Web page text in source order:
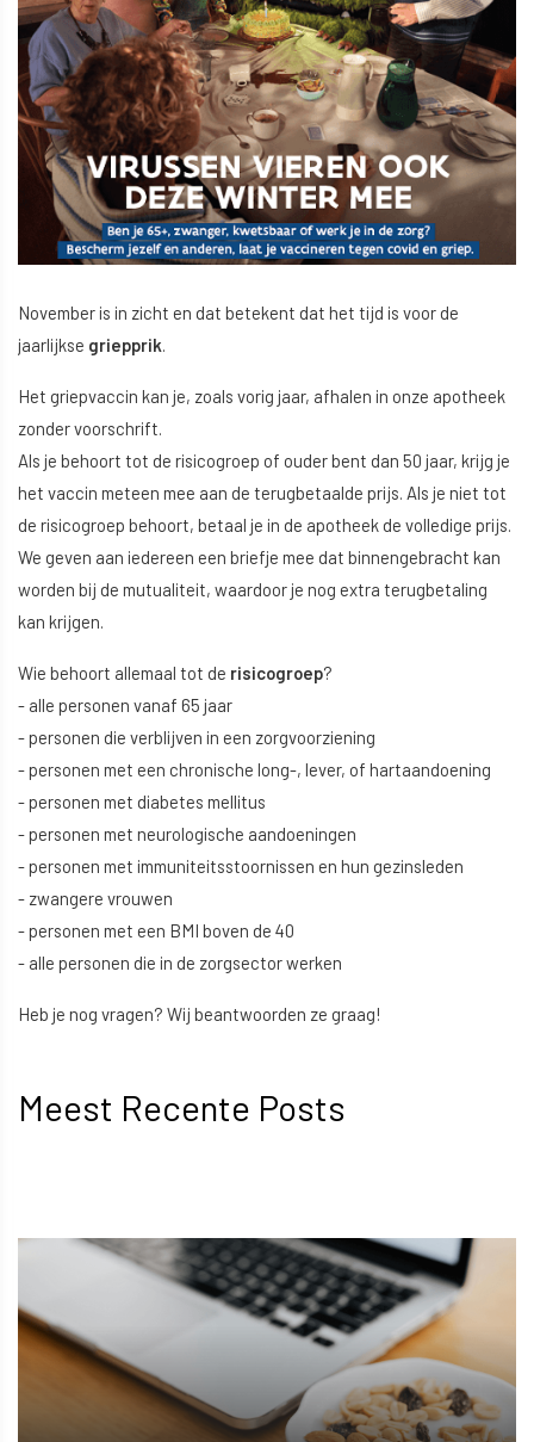
November is in zicht en dat betekent dat het tijd is voor de
jaarlijkse griepprik.
Het griepvaccin kan je, zoals vorig jaar, afhalen in onze apotheek
zonder voorschrift.
Als je behoort tot de risicogroep of ouder bent dan 50 jaar, krijg je
het vaccin meteen mee aan de terugbetaalde prijs. Als je niet tot
de risicogroep behoort, betaal je in de apotheek de volledige prijs.
We geven aan iedereen een briefje mee dat binnengebracht kan
worden bij de mutualiteit, waardoor je nog extra terugbetaling
kan krijgen.
Wie behoort allemaal tot de risicogroep?
- alle personen vanaf 65 jaar
- personen die verblijven in een zorgvoorziening
- personen met een chronische long-, lever, of hartaandoening
- personen met diabetes mellitus
- personen met neurologische aandoeningen
- personen met immuniteitsstoornissen en hun gezinsleden
- zwangere vrouwen
- personen met een BMI boven de 40
- alle personen die in de zorgsector werken
Heb je nog vragen? Wij beantwoorden ze graag!
Meest Recente Posts